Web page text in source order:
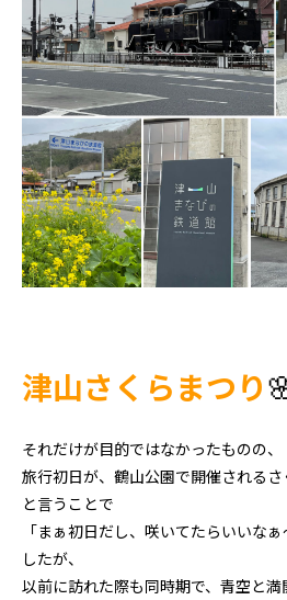
津山さくらまつり
それだけが目的ではなかったものの、
旅行初日が、鶴山公園で開催される
と言うことで
「まぁ初日だし、咲いてたらいいな
したが、
以前に訪れた際も同時期で、青空と